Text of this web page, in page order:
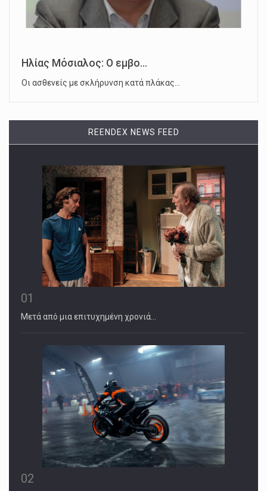
Ηλίας Μόσιαλος: Ο εμβο...
Οι ασθενείς με σκλήρυνση κατά πλάκας…
REENDEX NEWS FEED
01
Μετά από μια επιτυχημένη χρονιά…
02